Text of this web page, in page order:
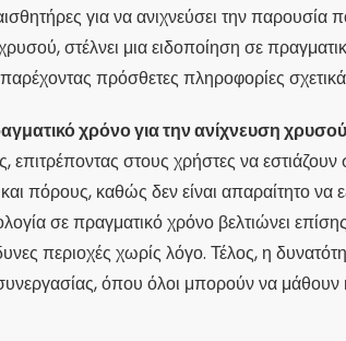
για να ανιχνεύσει την παρουσία
στέλνει μια ειδοποίηση σε
πρόσθετες πληροφορίες
χρόνο για την ανίχνευση χρυσού
επιτρέποντας στους χρήστες να εστιάζουν
πόρους, καθώς δεν είναι απαραίτητο να
σε πραγματικό χρόνο βελτιώνει
περιοχές χωρίς λόγο. Τέλος, η
όπου όλοι μπορούν να